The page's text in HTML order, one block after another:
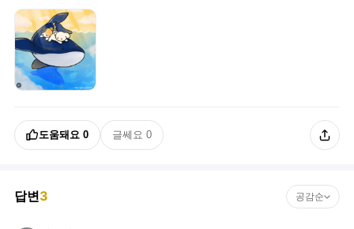
도움돼요 0 글쎄요 0
답변3 공감순